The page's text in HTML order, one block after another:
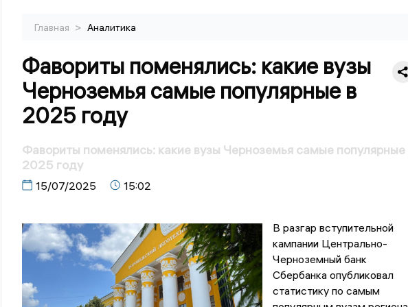
Главная > Аналитика
Фавориты поменялись: какие вузы
Черноземья самые популярные в
2025 году
Фавориты поменялись: какие вузы Черноземья самые популярные
2025 году
15/07/2025 15:02
В разгар вступительной
кампании Центрально-
Черноземный банк
Сбербанка опубликовал
статистику по самым